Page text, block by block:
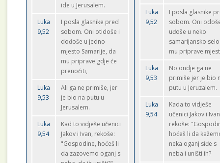
ide u Jerusalem.
Luka
9,52
I posla glasnike pred
sobom. Oni otidoše i
dođoše u jedno
mjesto Samarije, da
mu priprave gdje će
prenoćiti,
Luka
9,53
Ali ga ne primiše, jer
je bio na putu u
Jerusalem.
Luka
9,54
Kad to vidješe učenici
Jakov i Ivan, rekoše:
"Gospodine, hoćeš li
da zazovemo oganj s
Luka
9,52
I posla glasnike
sobom. Oni
uđoše u neko
samarijansko
mu priprave
Luka
9,53
No ondje ga ne
primiše jer je bio
putu u Jeruzalem.
Luka
9,54
Kada to vidješe
učenici Jakov i
rekoše:
hoćeš li da
neka oganj siđe s
neba i uništi ih?